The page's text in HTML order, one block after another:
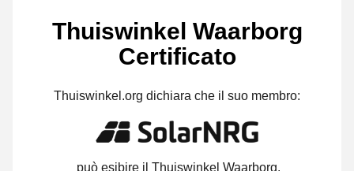
Thuiswinkel Waarborg
Certificato
Thuiswinkel.org dichiara che il suo membro:
può esibire il Thuiswinkel Waarborg.